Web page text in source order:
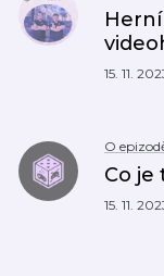
15. 11.
O
Co je
15. 11.